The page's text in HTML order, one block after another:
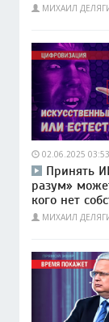
МИХАИЛ
02.06.2025 03:53
Принять
разум»
кого нет
МИХАИЛ